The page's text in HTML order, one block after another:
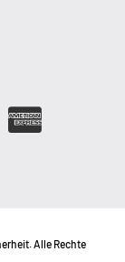
Alle Rechte